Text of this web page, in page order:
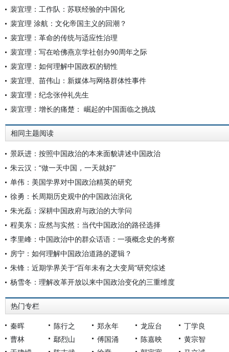
裴宜理：工作队：苏联经验的中国化
裴宜理 涂航：文化帝国主义的回潮？
裴宜理：革命的传统与适应性治理
裴宜理：写在哈佛燕京学社创办90周年之际
裴宜理：如何理解中国政权的韧性
裴宜理、苗伟山：新媒体与网络群体性事件
裴宜理：纪念张仲礼先生
裴宜理：增长的痛楚： 崛起的中国面临之挑战
相同主题阅读
景跃进：按照中国政治的本来面貌讲述中国政治
朱云汉：“做一天中国，一天就好”
单伟：美国学界对中国政治精英的研究
徐勇：长周期历史观中的中国政治演化
朱光磊：深耕中国政府与政治的大学问
程美东：应然与实然：当代中国政治的路径选择
李里峰：中国政治中的群众话语：一项概念史的考察
房宁：如何理解中国政治道路的逻辑？
朱锋：近期学界关于“百年未有之大变局”研究综述
杨雪冬：理解改革开放以来中国政治变化的三重维度
热门专栏
秦晖 陈行之 郑永年 龙应台
丁学良
曹林
鄢烈山 傅国涌 陈嘉映
黄宗智